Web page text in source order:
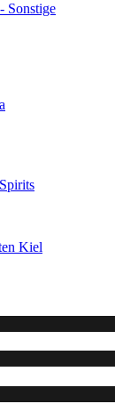
Sonstige